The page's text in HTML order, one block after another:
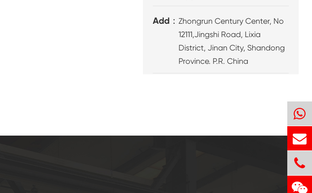
Add：Zhongrun Century Center, No
12111,Jingshi Road, Lixia
District, Jinan City, Shandong
Province. P.R. China